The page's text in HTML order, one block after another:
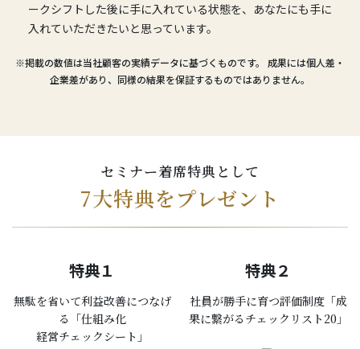
ークシフトした後に手に入れている状態を、あなたにも手に
入れていただきたいと思っています。
※掲載の数値は当社顧客の実績データに基づくものです。 成果には個人差・
企業差があり、同様の結果を保証するものではありません。
セミナー着席特典として
7大特典をプレゼント
特典１
無駄を省いて利益改善につなげ
る「仕組み化
経営チェックシート」
特典２
社員が勝手に育つ評価制度「成
果に繋がるチェックリスト20」